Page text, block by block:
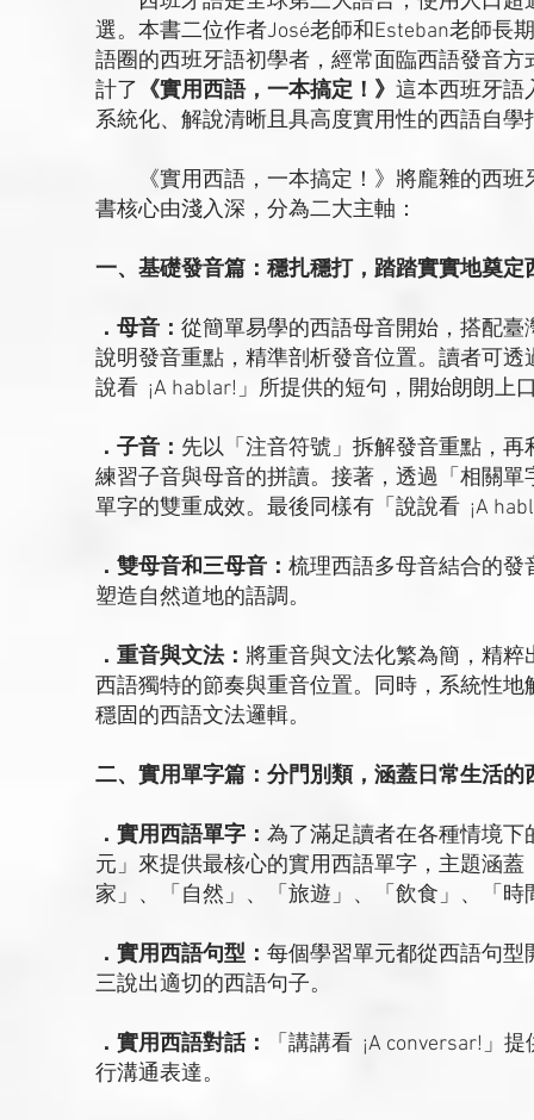
選。本書二位作者José老師和Esteban老師長
語圈的西班牙語初學者，經常面臨西語發音
計了
《實用西語，一本搞定！》 這本西班牙語
系統化、解說清晰且具高度實用性的西語自學
《實用西語，一本搞定！》將龐雜的西班
書核心由淺入深，分為二大主軸：
一、基礎發音篇：穩扎穩打，踏踏實實地奠定
．母音： 從簡單易學的西語母音開始，搭配
說明發音重點，精準剖析發音位置。讀者可
說看 ¡A hablar!」所提供的短句，開始朗朗上
．子音： 先以「注音符號」拆解發音重點，
練習子音與母音的拼讀。接著，透過「相關
單字的雙重成效。最後同樣有「說說看 ¡A
．雙母音和三母音： 梳理西語多母音結合的
塑造自然道地的語調。
．重音與文法： 將重音與文法化繁為簡，精
西語獨特的節奏與重音位置。同時，系統性
穩固的西語文法邏輯。
二、實用單字篇：分門別類，涵蓋日常生活的
．實用西語單字： 為了滿足讀者在各種情境
元」來提供最核心的實用西語單字，主題涵
家」、「自然」、「旅遊」、「飲食」、「
．實用西語句型： 每個學習單元都從西語句
三說出適切的西語句子。
．實用西語對話：
「講講看 ¡A conversar!」
行溝通表達。